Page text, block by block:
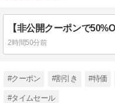
2時間50分前
#クーポン #割引き #特価
#タイムセール